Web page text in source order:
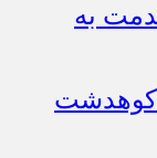
به
کوهدشت